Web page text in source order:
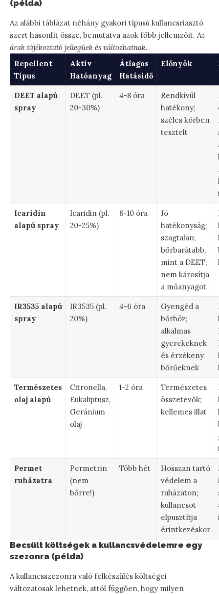
(példa)
Az alábbi táblázat néhány gyakori típusú kullancsriasztó
szert hasonlít össze, bemutatva azok főbb jellemzőit. Az
árak tájékoztató jellegűek és változhatnak.
Repellent
Típus
Aktív
Hatóanyag
Átlagos
Hatásidő
Előnyök
DEET alapú
spray
DEET (pl.
20-30%)
4-8 óra
Rendkívül
hatékony;
széles körben
tesztelt
Icaridin
alapú spray
Icaridin (pl.
20-25%)
6-10 óra
Jó
hatékonyság;
szagtalan;
bőrbarátabb,
mint a DEET;
nem károsítja
a műanyagot
IR3535 alapú
spray
IR3535 (pl.
20%)
4-6 óra
Gyengéd a
bőrhöz;
alkalmas
gyerekeknek
és érzékeny
bőrűeknek
Természetes
olaj alapú
Citronella,
Eukaliptusz,
Geránium
olaj
1-2 óra
Természetes
összetevők;
kellemes illat
Permet
ruházatra
Permetrin
(nem
bőrre!)
Több hét
Hosszan tartó
védelem a
ruházaton;
kullancsot
elpusztítja
érintkezéskor
Becsült költségek a kullancsvédelemre egy
szezonra (példa)
A kullancsszezonra való felkészülés költségei
változatosak lehetnek, attól függően, hogy milyen